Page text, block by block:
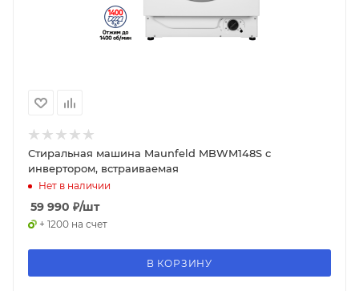
Стиральная машина Maunfeld MBWM148S c
инвертором, встраиваемая
Нет в наличии
59 990 ₽/шт
+ 1200 на счет
В КОРЗИНУ